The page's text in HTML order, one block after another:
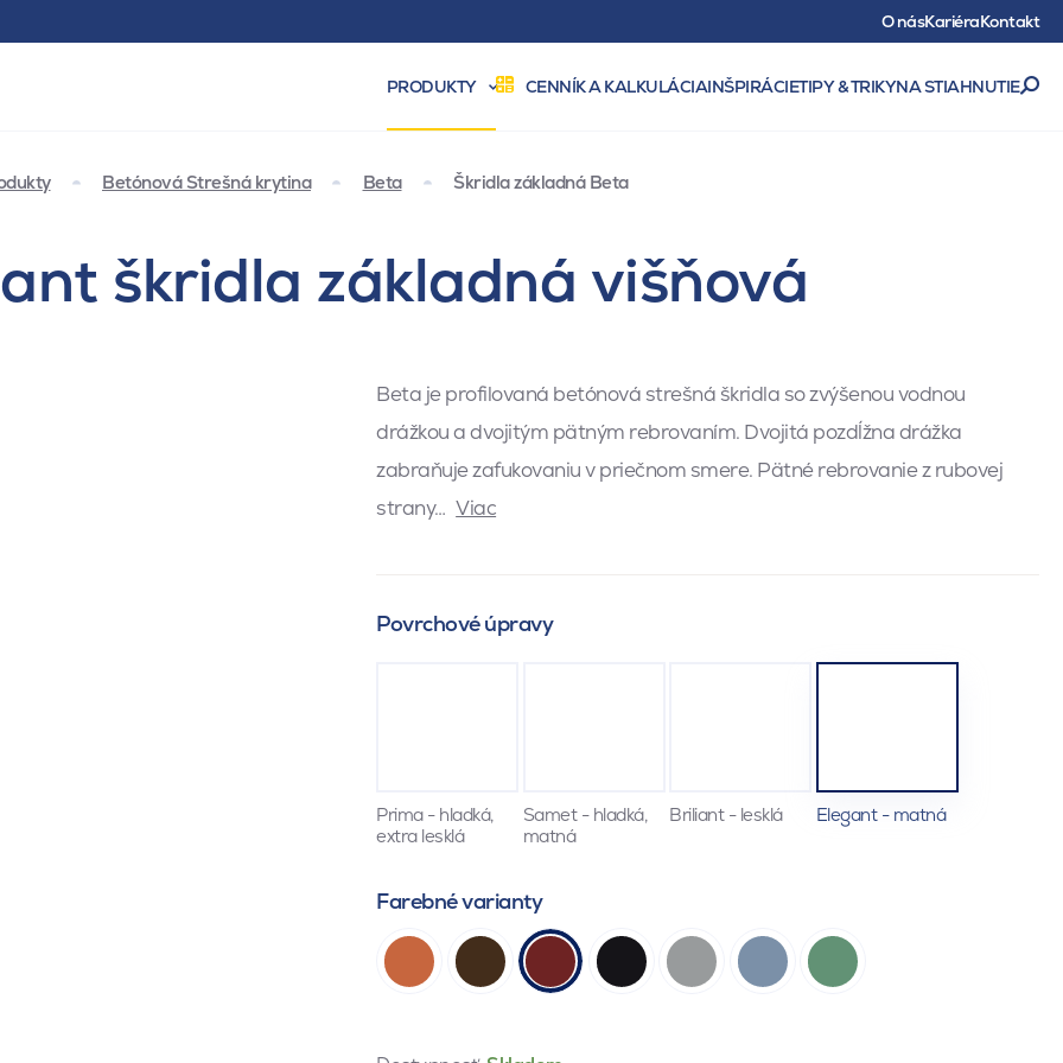
O násKariéraKontakt
PRODUKTY CENNÍK A KALKULÁCIAINŠPIRÁCIETIPY & TRIKYNA STIAHNUTIE
Betónová Strešná krytina Beta Škridla základná Beta
škridla základná višňová
Beta je profilovaná betónová strešná škridla so zvýšenou vodnou
drážkou a dvojitým pätným rebrovaním. Dvojitá pozdĺžna drážka
zabraňuje zafukovaniu v priečnom smere. Pätné rebrovanie z rubovej
strany… Viac
Povrchové úpravy
Prima - hladká,
extra lesklá
Samet - hladká,
matná
Briliant - lesklá Elegant - matná
Farebné varianty